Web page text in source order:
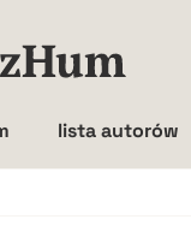
lista autorów